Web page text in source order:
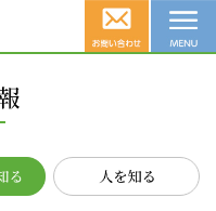
人を知る